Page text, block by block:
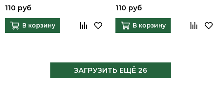
110 руб
В корзину
110 руб
В корзину
ЗАГРУЗИТЬ ЕЩЁ 26